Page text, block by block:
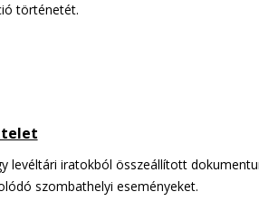
történetét.
levéltári iratokból összeállított
szombathelyi eseményeket.